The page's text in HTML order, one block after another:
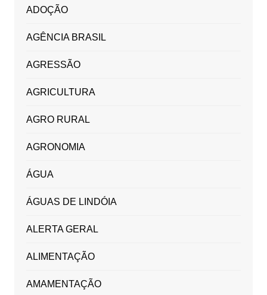
ADOÇÃO
AGÊNCIA BRASIL
AGRESSÃO
AGRICULTURA
AGRO RURAL
AGRONOMIA
ÁGUA
ÁGUAS DE LINDÓIA
ALERTA GERAL
ALIMENTAÇÃO
AMAMENTAÇÃO